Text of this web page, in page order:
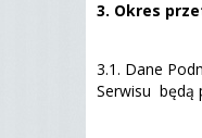
3. Okres
3.1. Dane
Serwisu będą